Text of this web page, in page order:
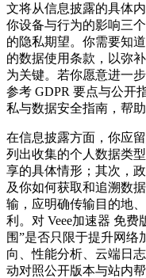
文将从信息披露的具体
你设备与行为的影响三
的隐私期望。你需要知
的数据使用条款，以弥
为关键。若你愿意进一
参考 GDPR 要点与公开
私与数据安全指南，帮
在信息披露方面，你应
列出收集的个人数据类
享的具体情形；其次，
及你如何获取和追溯数
输，应明确传输目的地
利。对 Veee加速器 免费
围”是否只限于提升网络
向、性能分析、云端日
动对照公开版本与站内